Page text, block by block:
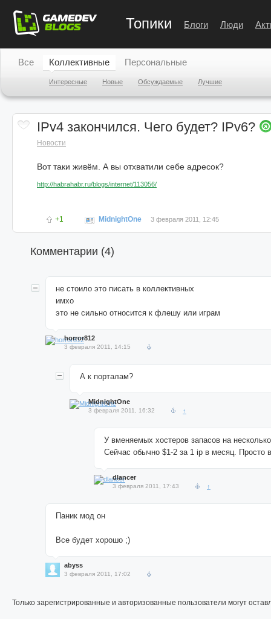
Топики Блоги Люди
Все Коллективные
Интересные Новые Обсуждаемые Лучшие
Персональные
IPv4 закончился. Чего будет? IPv6?
Новости
Вот таки живём. А вы отхватили себе адресок?
http://habrahabr.ru/blogs/internet/113056/
+1 MidnightOne 3 февраля 2011, 12:45
Комментарии (4)
не стоило это писать в коллективных
имхо
это не сильно относится к флешу или играм
horror812
3 февраля 2011, 14:15
А к порталам?
MidnightOne
3 февраля 2011, 16:32 ↑
У вменяемых хостеров запасов на
Сейчас обычно $1-2 за 1 ip в месяц. Просто
dlancer
3 февраля 2011, 17:43 ↑
Паник мод он
Все будет хорошо ;)
abyss
3 февраля 2011, 17:02
Только зарегистрированные и авторизованные пользователи могут